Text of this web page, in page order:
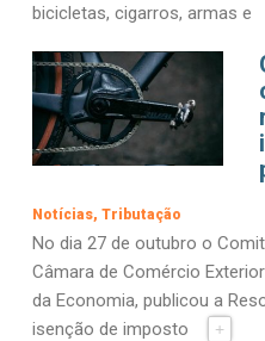
bicicletas, cigarros, armas e
Notícias Tributação
No dia 27 de outubro o
Câmara de Comércio
da Economia, publicou a
isenção de imposto
+